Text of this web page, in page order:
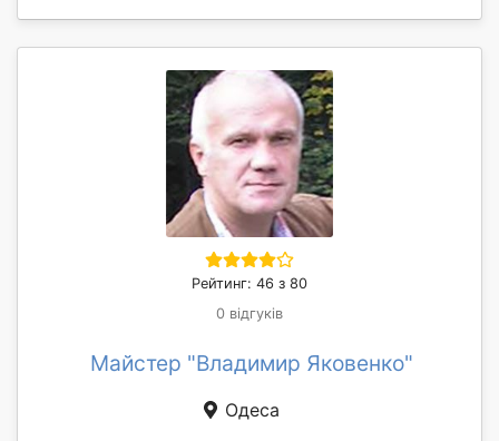
Рейтинг: 46 з 80
0 відгуків
Майстер "Владимир Яковенко"
Одеса